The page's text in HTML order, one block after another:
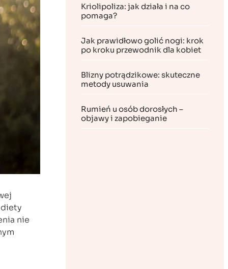
nie
Kriolipoliza: jak działa i na co
pomaga?
Jak prawidłowo golić nogi: krok
po kroku przewodnik dla kobiet
Blizny potrądzikowe: skuteczne
metody usuwania
Rumień u osób dorosłych –
objawy i zapobieganie